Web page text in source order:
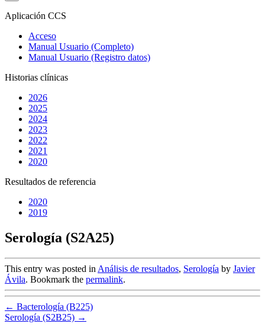
Aplicación CCS
Acceso
Manual Usuario (Completo)
Manual Usuario (Registro datos)
Historias clínicas
2026
2025
2024
2023
2022
2021
2020
Resultados de referencia
2020
2019
Serología (S2A25)
This entry was posted in Análisis de resultados, Serología by Javier
Ávila. Bookmark the permalink.
← Bacterología (B225)
Serología (S2B25) →